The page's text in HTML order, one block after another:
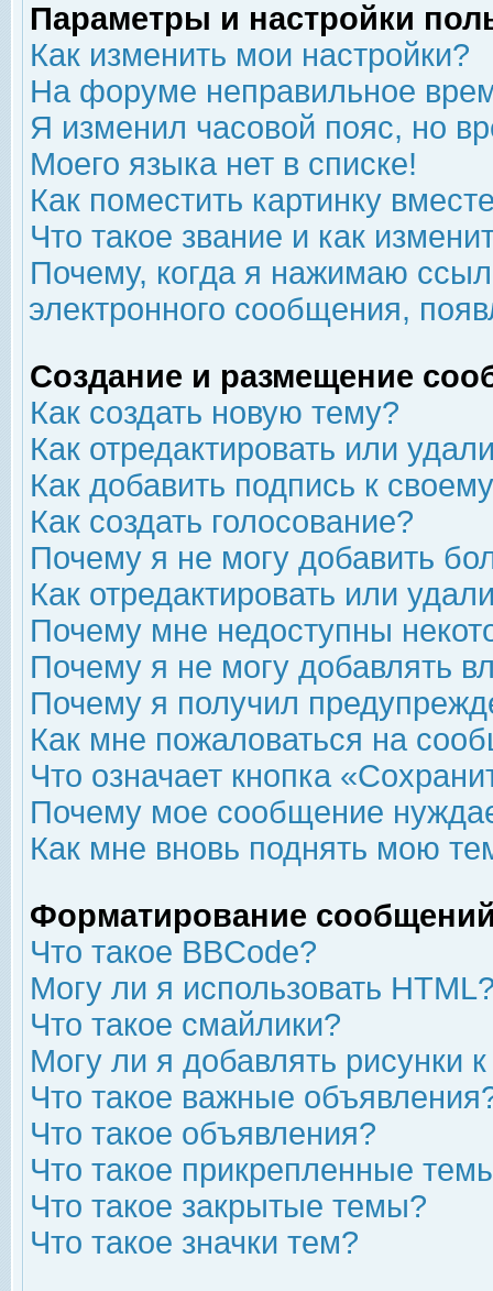
Параметры и настройки
Как изменить мои настройки?
На форуме неправильное
Я изменил часовой пояс, но
Моего языка нет в списке!
Как поместить картинку
Что такое звание и как
Почему, когда я нажимаю
электронного сообщения,
Создание и размещение
Как создать новую тему?
Как отредактировать или
Как добавить подпись к
Как создать голосование?
Почему я не могу добавить
Как отредактировать или
Почему мне недоступны
Почему я не могу добавлять
Почему я получил
Как мне пожаловаться на
Что означает кнопка
Почему мое сообщение
Как мне вновь поднять мою
Форматирование
Что такое BBCode?
Могу ли я использовать
Что такое смайлики?
Могу ли я добавлять рисунки
Что такое важные
Что такое объявления?
Что такое прикрепленные
Что такое закрытые темы?
Что такое значки тем?